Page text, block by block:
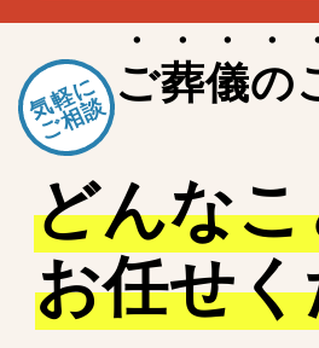
昭島市
調布市
町田市
小金井市
小平市
日野市
東村山市
国分寺市
国立市
福生市
狛江市
気軽に
ご相談
ご葬儀の
どんな
お任せ